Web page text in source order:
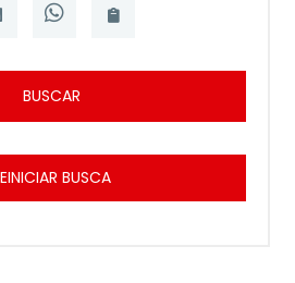
BUSCAR
BUSCA